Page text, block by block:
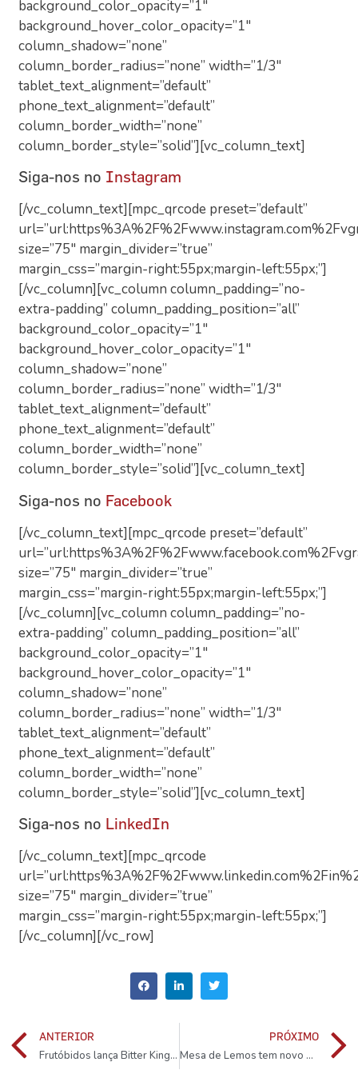
background_color_opacity=”1″
background_hover_color_opacity=”1″
column_shadow=”none”
column_border_radius=”none” width=”1/3″
tablet_text_alignment=”default”
phone_text_alignment=”default”
column_border_width=”none”
column_border_style=”solid”][vc_column_text]
Siga-nos no Instagram
[/vc_column_text][mpc_qrcode preset=”default”
size=”75″ margin_divider=”true”
margin_css=”margin-right:55px;margin-left:55px;”]
[/vc_column][vc_column column_padding=”no-
extra-padding” column_padding_position=”all”
background_color_opacity=”1″
background_hover_color_opacity=”1″
column_shadow=”none”
column_border_radius=”none” width=”1/3″
tablet_text_alignment=”default”
phone_text_alignment=”default”
column_border_width=”none”
column_border_style=”solid”][vc_column_text]
Siga-nos no Facebook
[/vc_column_text][mpc_qrcode preset=”default”
size=”75″ margin_divider=”true”
margin_css=”margin-right:55px;margin-left:55px;”]
[/vc_column][vc_column column_padding=”no-
extra-padding” column_padding_position=”all”
background_color_opacity=”1″
background_hover_color_opacity=”1″
column_shadow=”none”
column_border_radius=”none” width=”1/3″
tablet_text_alignment=”default”
phone_text_alignment=”default”
column_border_width=”none”
column_border_style=”solid”][vc_column_text]
Siga-nos no LinkedIn
[/vc_column_text][mpc_qrcode
size=”75″ margin_divider=”true”
margin_css=”margin-right:55px;margin-left:55px;”]
[/vc_column][/vc_row]
ANTERIOR
Frutóbidos lança Bitter King, o primeiro bitter de ginja
PRÓXIMO
Mesa de Lemos tem novo menu com vinho do Chef Diogo Rocha